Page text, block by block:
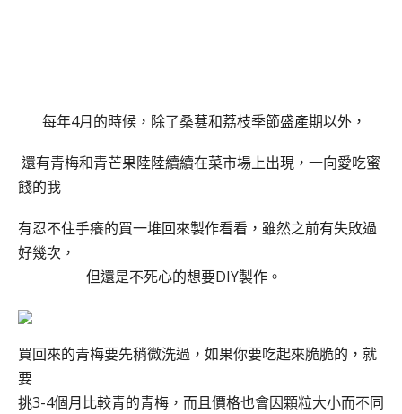
每年4月的時候，除了桑葚和荔枝季節盛產期以外，
還有青梅和青芒果陸陸續續在菜市場上出現，一向愛吃蜜
餞的我
有忍不住手癢的買一堆回來製作看看，雖然之前有失敗過
好幾次，
但還是不死心的想要DIY製作。
買回來的青梅要先稍微洗過，如果你要吃起來脆脆的，就
要
挑3-4個月比較青的青梅，而且價格也會因顆粒大小而不同